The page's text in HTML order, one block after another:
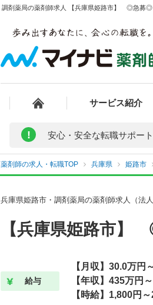
調剤薬局の薬剤師求人 【兵庫県姫路市】 ◎急募◎
サービス紹介
! 安心・安全な転職サポー
薬剤師の求人・転職TOP 兵庫県 姫路市
兵庫県姫路市・調剤薬局の薬剤師求人（法人
【兵庫県姫路市
給与
【月収】30.0万円
【年収】435万円
【時給】1,800円